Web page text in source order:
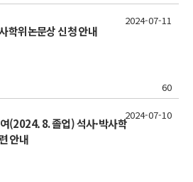
학위논문상 신청 안내
60
2024-07-11
(2024. 8. 졸업) 석사·박사학
안내
2024-07-10